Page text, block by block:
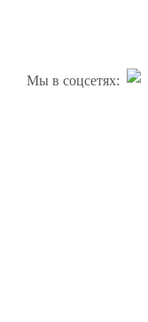
Мы в соцсетях: